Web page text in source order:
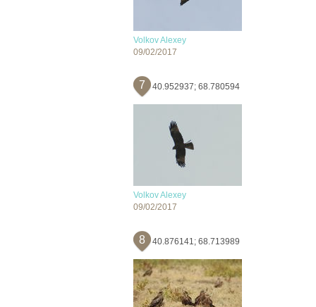
Volkov Alexey
09/02/2017
7 40.952937; 68.780594
Volkov Alexey
09/02/2017
8 40.876141; 68.713989